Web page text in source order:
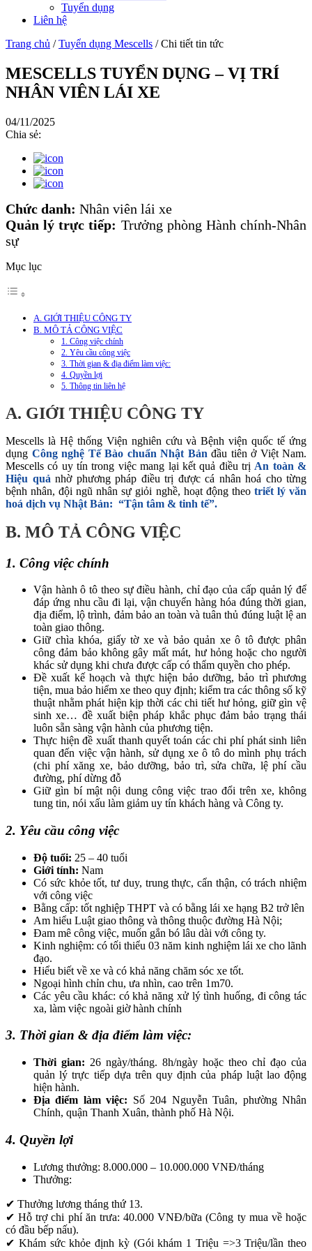
Tuyển dụng
Liên hệ
Trang chủ /Tuyển dụng Mescells /Chi tiết tin tức
MESCELLS TUYỂN DỤNG – VỊ TRÍ
NHÂN VIÊN LÁI XE
04/11/2025
Chia sẻ:
Chức danh: Nhân viên lái xe
Quản lý trực tiếp: Trưởng phòng Hành chính-Nhân
sự
Mục lục
A. GIỚI THIỆU CÔNG TY
B. MÔ TẢ CÔNG VIỆC
1. Công việc chính
2. Yêu cầu công việc
3. Thời gian & địa điểm làm việc:
4. Quyền lợi
5. Thông tin liên hệ
A. GIỚI THIỆU CÔNG TY
Mescells là Hệ thống Viện nghiên cứu và Bệnh viện quốc tế ứng
dụng Công nghệ Tế Bào chuẩn Nhật Bản đầu tiên ở Việt Nam.
Mescells có uy tín trong việc mang lại kết quả điều trị An toàn &
Hiệu quả nhờ phương pháp điều trị được cá nhân hoá cho từng
bệnh nhân, đội ngũ nhân sự giỏi nghề, hoạt động theo triết lý văn
hoá dịch vụ Nhật Bản: “Tận tâm & tinh tế”.
B. MÔ TẢ CÔNG VIỆC
1. Công việc chính
Vận hành ô tô theo sự điều hành, chỉ đạo của cấp quản lý để
đáp ứng nhu cầu đi lại, vận chuyển hàng hóa đúng thời gian,
địa điểm, lộ trình, đảm bảo an toàn và tuân thủ đúng luật lệ an
toàn giao thông.
Giữ chìa khóa, giấy tờ xe và bảo quản xe ô tô được phân
công đảm bảo không gây mất mát, hư hỏng hoặc cho người
khác sử dụng khi chưa được cấp có thẩm quyền cho phép.
Đề xuất kế hoạch và thực hiện bảo dưỡng, bảo trì phương
tiện, mua bảo hiểm xe theo quy định; kiểm tra các thông số kỹ
thuật nhằm phát hiện kịp thời các chi tiết hư hỏng, giữ gìn vệ
sinh xe… đề xuất biện pháp khắc phục đảm bảo trạng thái
luôn sẵn sàng vận hành của phương tiện.
Thực hiện đề xuất thanh quyết toán các chi phí phát sinh liên
quan đến việc vận hành, sử dụng xe ô tô do mình phụ trách
(chi phí xăng xe, bảo dưỡng, bảo trì, sửa chữa, lệ phí cầu
đường, phí dừng đỗ
Giữ gìn bí mật nội dung công việc trao đổi trên xe, không
tung tin, nói xấu làm giảm uy tín khách hàng và Công ty.
2. Yêu cầu công việc
Độ tuổi: 25 – 40 tuổi
Giới tính: Nam
Có sức khỏe tốt, tư duy, trung thực, cẩn thận, có trách nhiệm
với công việc
Bằng cấp: tốt nghiệp THPT và có bằng lái xe hạng B2 trở lên
Am hiểu Luật giao thông và thông thuộc đường Hà Nội;
Đam mê công việc, muốn gắn bó lâu dài với công ty.
Kinh nghiệm: có tối thiểu 03 năm kinh nghiệm lái xe cho lãnh
đạo.
Hiểu biết về xe và có khả năng chăm sóc xe tốt.
Ngoại hình chỉn chu, ưa nhìn, cao trên 1m70.
Các yêu cầu khác: có khả năng xử lý tình huống, đi công tác
xa, làm việc ngoài giờ hành chính
3. Thời gian & địa điểm làm việc:
Thời gian: 26 ngày/tháng. 8h/ngày hoặc theo chỉ đạo của
quản lý trực tiếp dựa trên quy định của pháp luật lao động
hiện hành.
Địa điểm làm việc: Số 204 Nguyễn Tuân, phường Nhân
Chính, quận Thanh Xuân, thành phố Hà Nội.
4. Quyền lợi
Lương thưởng: 8.000.000 – 10.000.000 VNĐ/tháng
Thưởng:
✔ Thưởng lương tháng thứ 13.
✔ Hỗ trợ chi phí ăn trưa: 40.000 VNĐ/bữa (Công ty mua về hoặc
có đầu bếp nấu).
✔ Khám sức khỏe định kỳ (Gói khám 1 Triệu =>3 Triệu/lần theo